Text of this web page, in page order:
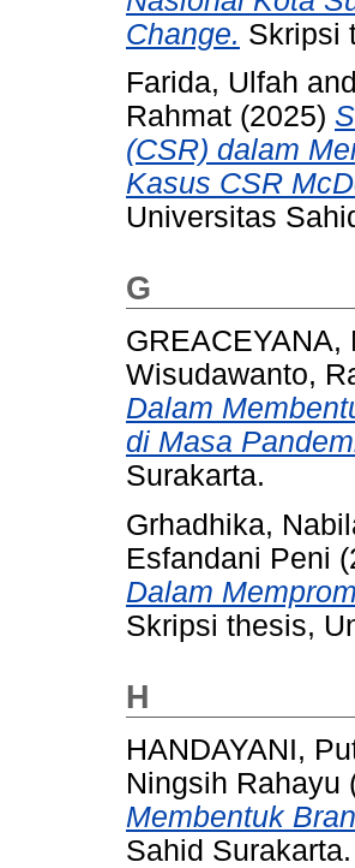
Change. Skripsi
Farida, Ulfah and
Rahmat (2025)
(CSR) dalam
Kasus CSR
Universitas
G
GREACEYANA,
Wisudawanto,
Dalam
di Masa
Surakarta.
Grhadhika,
Esfandani Peni
Dalam
Skripsi thesis,
H
HANDAYANI,
Ningsih Rahayu
Membentuk
Sahid Surakarta.